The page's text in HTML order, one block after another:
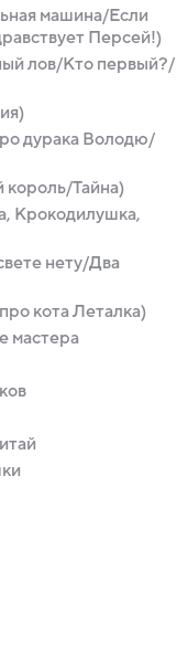
машина/Если
Персей!)
лов/Кто первый?/
дурака Володю/
король/Тайна)
Крокодилушка,
нету/Два
кота Леталка)
мастера